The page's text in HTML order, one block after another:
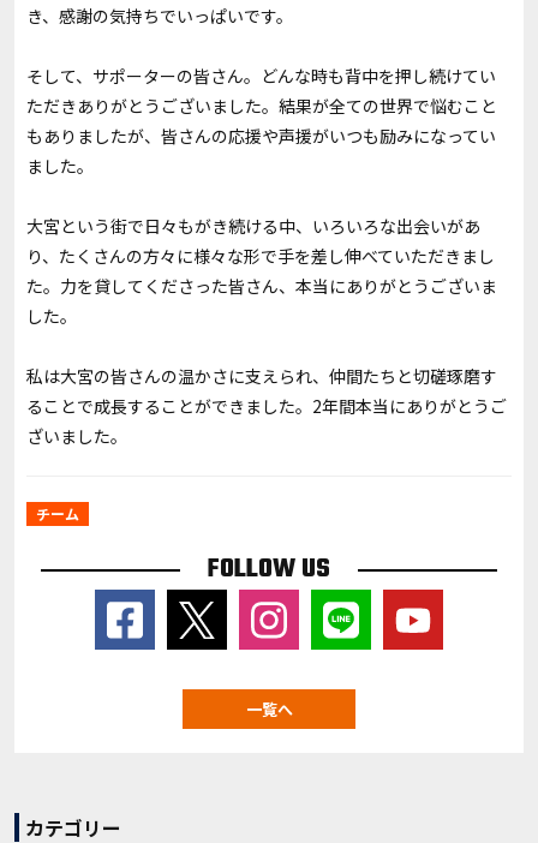
き、感謝の気持ちでいっぱいです。
そして、サポーターの皆さん。どんな時も背中を押し続けてい
ただきありがとうございました。結果が全ての世界で悩むこと
もありましたが、皆さんの応援や声援がいつも励みになってい
ました。
大宮という街で日々もがき続ける中、いろいろな出会いがあ
り、たくさんの方々に様々な形で手を差し伸べていただきまし
た。力を貸してくださった皆さん、本当にありがとうございま
した。
私は大宮の皆さんの温かさに支えられ、仲間たちと切磋琢磨す
ることで成長することができました。2年間本当にありがとうご
ざいました。
チーム
FOLLOW US
一覧へ
カテゴリー